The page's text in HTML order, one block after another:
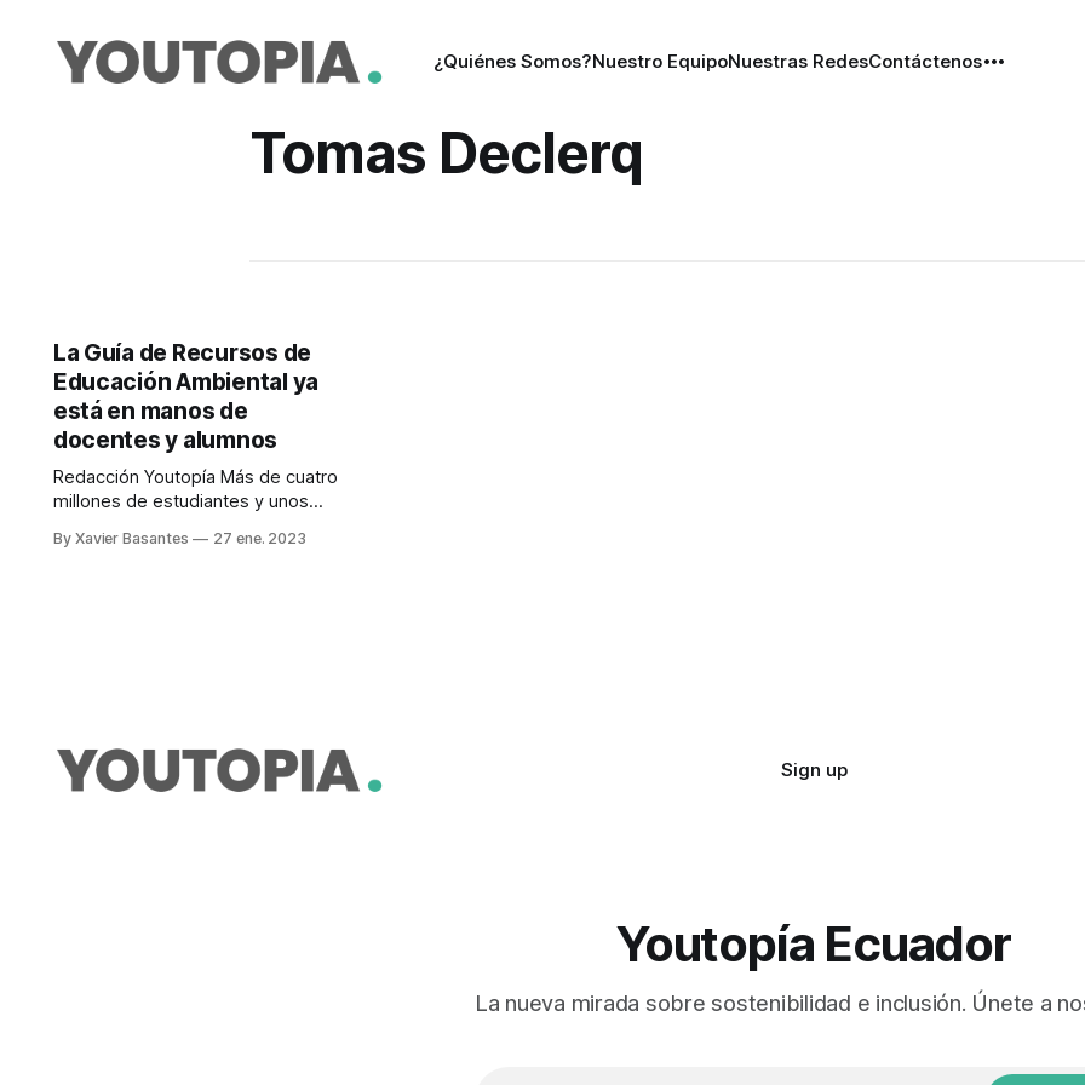
¿Quiénes Somos?Nuestro EquipoNuestras RedesContáctenos
Tomas Declerq
La Guía de Recursos de
Educación Ambiental ya
está en manos de
docentes y alumnos
Redacción Youtopía Más de cuatro
millones de estudiantes y unos
podrán beneficiar de la Guía de
By Xavier Basantes 27 ene. 2023
Sign up
Youtopía Ecuador
La nueva mirada sobre sostenibilidad e inclusión. Únete a